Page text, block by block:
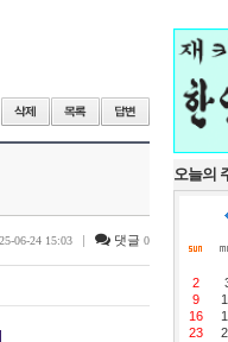
25-06-24 15:03 | 댓글 0
오늘의
2
9
16
23